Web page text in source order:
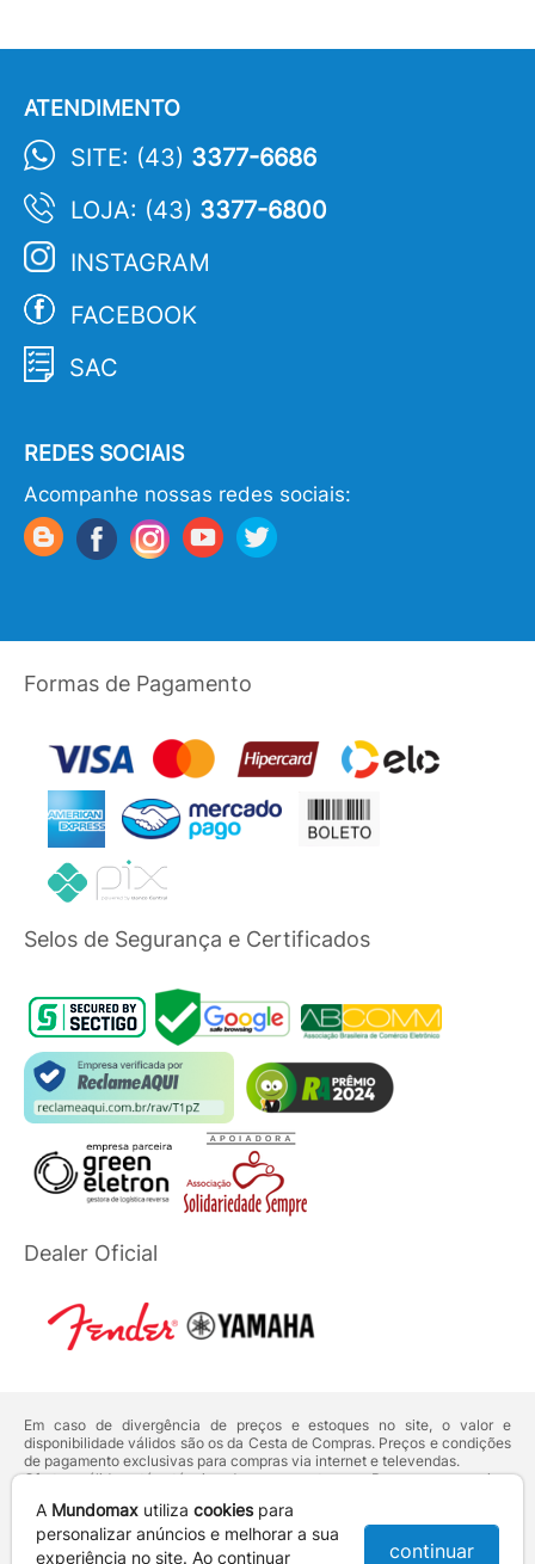
ATENDIMENTO
SITE: (43) 3377-6686
LOJA: (43) 3377-6800
INSTAGRAM
FACEBOOK
SAC
REDES SOCIAIS
Acompanhe nossas redes sociais:
Formas de Pagamento
Selos de Segurança e Certificados
Dealer Oficial
Em caso de divergência de preços e estoques no site, o valor e
disponibilidade válidos são os da Cesta de Compras. Preços e condições
de pagamento exclusivas para compras via internet e televendas.
Ofertas válidas até o término de nossos estoques. Para compras acima
deVenda Corporativa.
Os preços apresentados no site prevalecem sobre outros anunciados em
qualquer outro meio de comunicação ou sites de buscas. Código de
A Mundomax utiliza cookiespara
personalizar anúncios e melhorar a sua
experiência no site. Ao continuar
continuar